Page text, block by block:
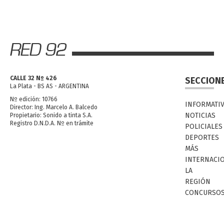
CALLE 32 Nº 426
La Plata - BS AS - ARGENTINA
Nº edición: 10766
Director: Ing. Marcelo A. Balcedo
Propietario: Sonido a tinta S.A.
Registro D.N.D.A. Nº en trámite
NOTICIAS
POLICIALES
DEPORTES
MÁS
LA
REGIÓN